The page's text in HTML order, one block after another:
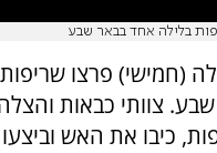
בלילה אחד בבאר שבע
(חמישי) פרצו שריפות
צוותי כבאות
כיבו את האש